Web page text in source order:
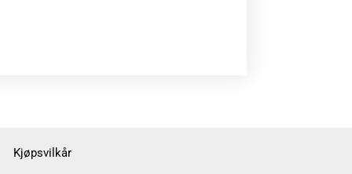
Kjøpsvilkår